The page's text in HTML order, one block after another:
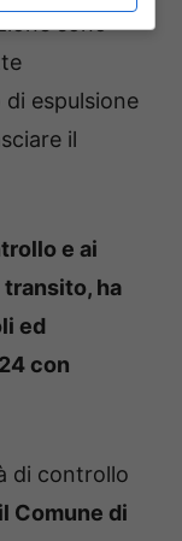
sono
di espulsione
il
e ai
ha
ed
con
di controllo
Comune di